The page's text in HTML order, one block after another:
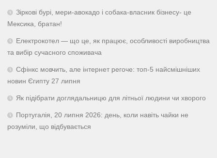
Зіркові бурі, мери-авокадо і собака-власник бізнесу- це
Мексика, братан!
Електрокотел — що це, як працює, особливості виробництва
та вибір сучасного споживача
Сфінкс мовчить, але інтернет регоче: топ-5 найсмішніших
новин Єгипту 27 липня
Як підібрати доглядальницю для літньої людини чи хворого
Португалія, 20 липня 2026: день, коли навіть чайки не
розуміли, що відбувається